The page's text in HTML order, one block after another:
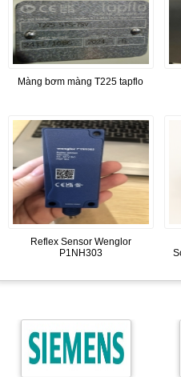
Màng bơm màng T225 tapflo
Reflex Sensor Wenglor
P1NH303